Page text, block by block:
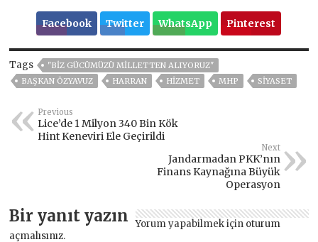
Facebook Twitter WhatsApp Pinterest
Tags
"BİZ GÜCÜMÜZÜ MİLLETTEN ALIYORUZ"
BAŞKAN ÖZYAVUZ
HARRAN HİZMET MHP SİYASET
Previous
Lice’de 1 Milyon 340 Bin Kök
Hint Keneviri Ele Geçirildi
Next
Jandarmadan PKK’nın
Finans Kaynağına Büyük
Operasyon
Bir yanıt yazın Yorum yapabilmek için oturum
açmalısınız.